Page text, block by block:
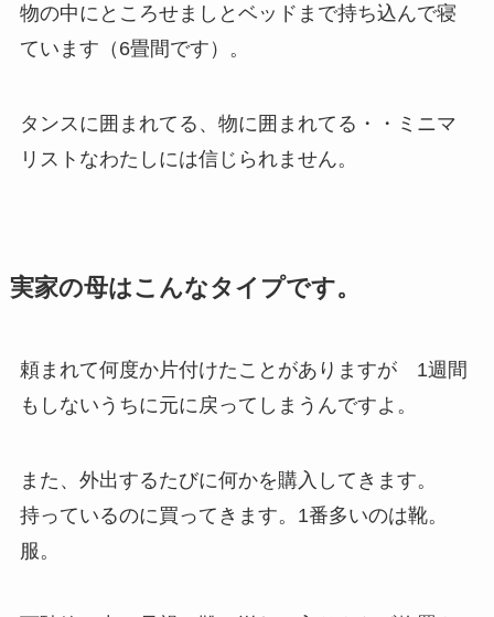
物の中にところせましとベッドまで持ち込んで寝
ています（6畳間です）。
タンスに囲まれてる、物に囲まれてる・・ミニマ
リストなわたしには信じられません。
実家の母はこんなタイプです。
頼まれて何度か片付けたことがありますが 1週間
もしないうちに元に戻ってしまうんですよ。
また、外出するたびに何かを購入してきます。
持っているのに買ってきます。1番多いのは靴。
服。